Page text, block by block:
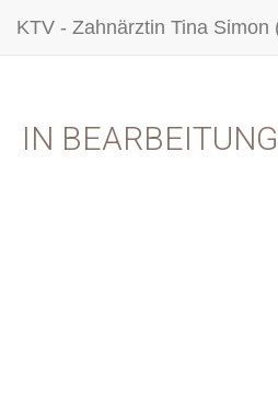
KTV - Zahnärztin Tina Simon
IN BEARBEITUNG